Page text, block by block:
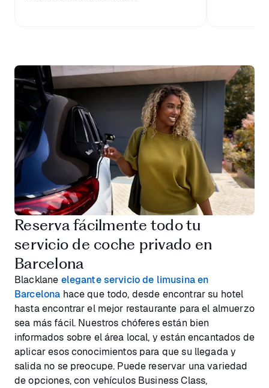
Reserva fácilmente todo tu
servicio de coche privado en
Barcelona
Blacklane elegante servicio de limusina en
Barcelona hace que todo, desde encontrar su hotel
hasta encontrar el mejor restaurante para el almuerzo
sea más fácil. Nuestros chóferes están bien
informados sobre el área local, y están encantados de
aplicar esos conocimientos para que su llegada y
salida no se preocupe. Puede reservar una variedad
de opciones, con vehículos Business Class,